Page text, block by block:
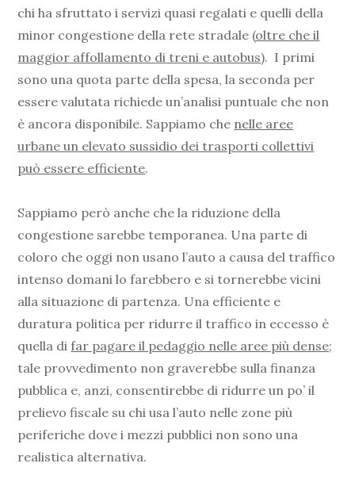
chi ha sfruttato i servizi quasi regalati e quelli della
minor congestione della rete stradale (oltre che il
maggior affollamento di treni e autobus). I primi
sono una quota parte della spesa, la seconda per
essere valutata richiede un’analisi puntuale che non
è ancora disponibile. Sappiamo che nelle aree
urbane un elevato sussidio dei trasporti collettivi
può essere efficiente.
Sappiamo però anche che la riduzione della
congestione sarebbe temporanea. Una parte di
coloro che oggi non usano l’auto a causa del traffico
intenso domani lo farebbero e si tornerebbe vicini
alla situazione di partenza. Una efficiente e
duratura politica per ridurre il traffico in eccesso è
quella difar pagare il pedaggio nelle aree più dense;
tale provvedimento non graverebbe sulla finanza
pubblica e, anzi, consentirebbe di ridurre un po’ il
prelievo fiscale su chi usa l’auto nelle zone più
periferiche dove i mezzi pubblici non sono una
realistica alternativa.